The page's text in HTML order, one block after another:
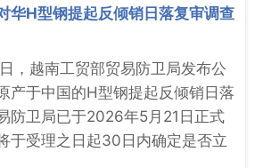
华H型钢提起反倾销日落复审调查
，越南工贸部贸易防卫局发布公
产于中国的H型钢提起反倾销日落
防卫局已于2026年5月21日正式
于受理之日起30日内确定是否立